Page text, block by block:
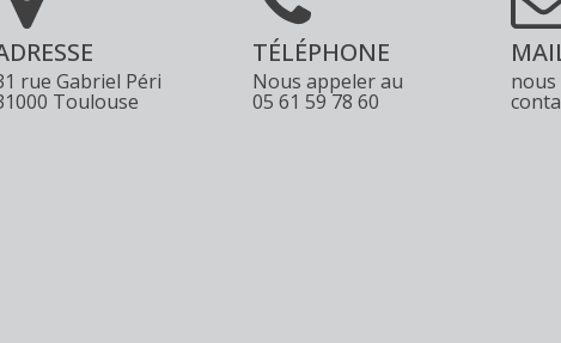
rue Gabriel Péri
Toulouse
TÉLÉPHONE
Nous appeler au
05 61 59 78 60
nous